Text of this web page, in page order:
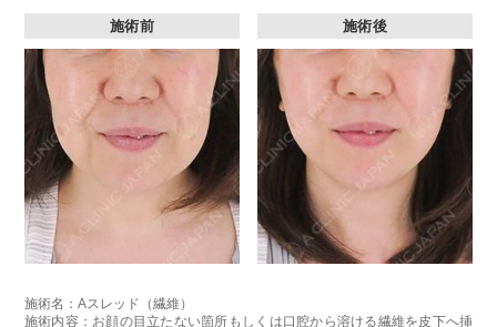
施術前 施術後
施術名：Aスレッド（繊維）
施術内容：お顔の目立たない箇所もしくは口腔から溶ける繊維を皮下へ挿